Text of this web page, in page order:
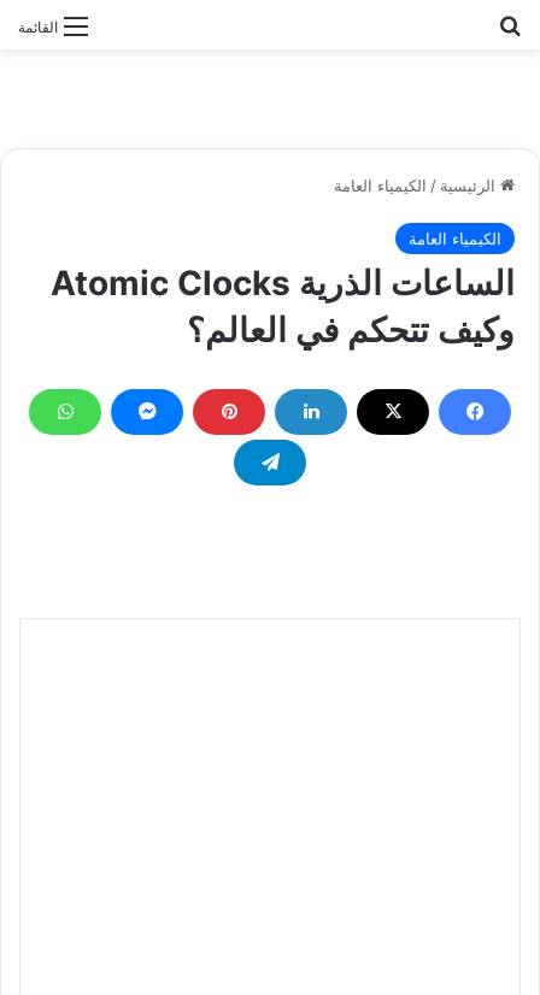
القائمة
الرئيسية / الكيمياء العامة
الكيمياء العامة
الساعات الذرية Atomic Clocks
وكيف تتحكم في العالم؟